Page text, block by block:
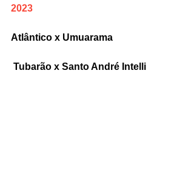
2023
Atlântico x Umuarama
Tubarão x Santo André Intelli